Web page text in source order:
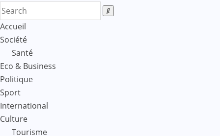
Accueil
Société
Santé
Eco & Business
Politique
Sport
International
Culture
Tourisme